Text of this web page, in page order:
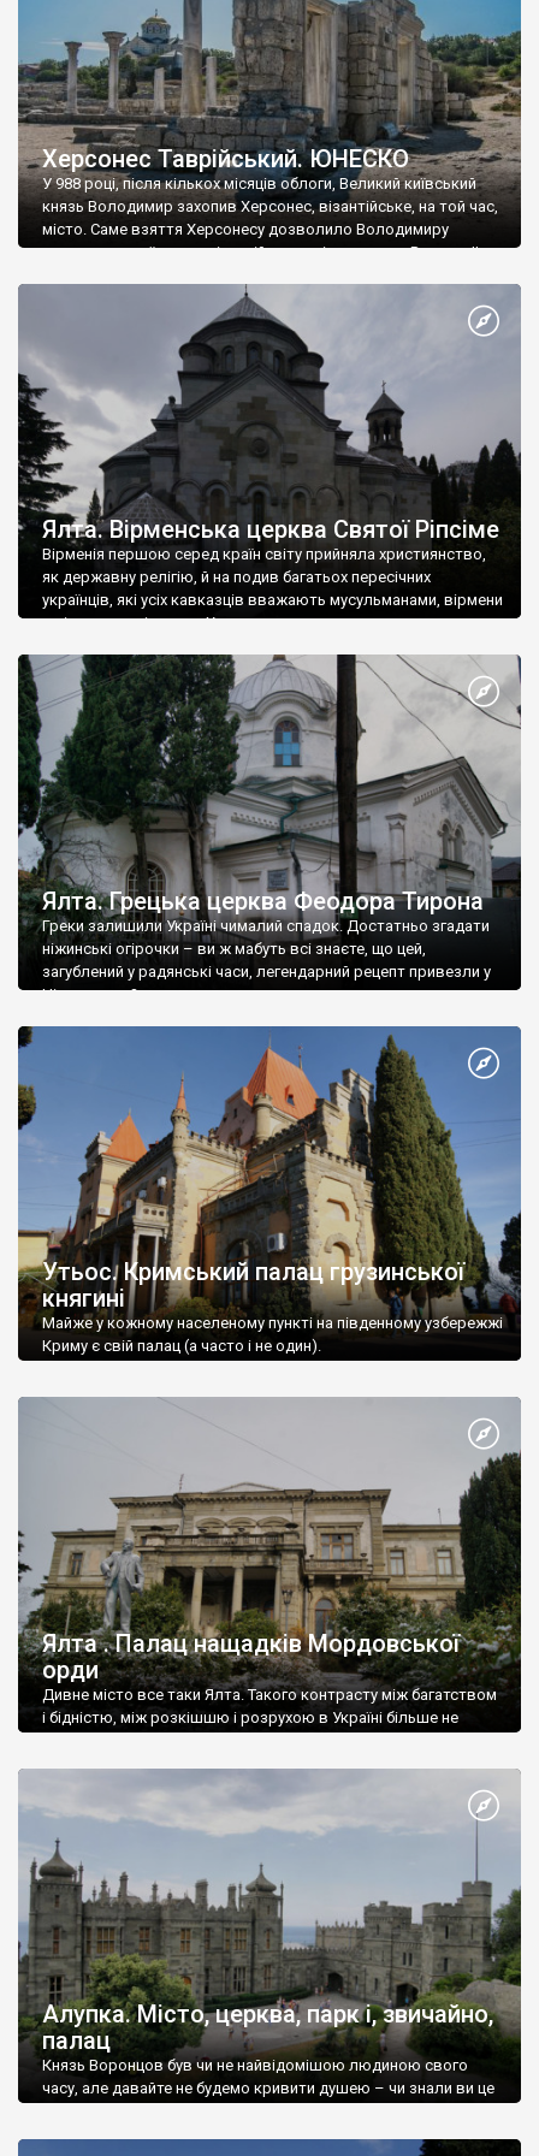
Херсонес Таврійський. ЮНЕСКО
У 988 році, після кількох місяців облоги, Великий київський
князь Володимир захопив Херсонес, візантійське, на той час,
місто. Саме взяття Херсонесу дозволило Володимиру
диктувати свої умови візантійському імператору Василю ІІ, та
Херсонесі Володимир-язичник, став Василем-християнином.
А потім було Хрещення Русі. На честь Херсонесу Таврійського
Ялта. Вірменська церква Святої Ріпсіме
Вірменія першою серед країн світу прийняла християнство,
як державну релігію, й на подив багатьох пересічних
українців, які усіх кавказців вважають мусульманами, вірмени
є відданими вірянами Христа
Ялта. Грецька церква Феодора Тирона
Греки залишили Україні чималий спадок. Достатньо згадати
ніжинські огірочки – ви ж мабуть всі знаєте, що цей,
загублений у радянські часи, легендарний рецепт привезли у
Ніжин греки?
Утьос. Кримський палац грузинської
княгині
Майже у кожному населеному пункті на південному узбережжі
Криму є свій палац (а часто і не один).
Ялта . Палац нащадків Мордовської
орди
Дивне місто все таки Ялта. Такого контрасту між багатством
і бідністю, між розкішшю і розрухою в Україні більше не
Алупка. Місто, церква, парк і, звичайно,
палац
Князь Воронцов був чи не найвідомішою людиною свого
часу, але давайте не будемо кривити душею – чи знали ви це